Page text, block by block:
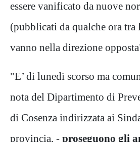
essere vanificato da nuove
(pubblicati da qualche ora tra
vanno nella direzione
"E’ di lunedì scorso ma
nota del Dipartimento di
di Cosenza indirizzata ai
provincia, - proseguono gli